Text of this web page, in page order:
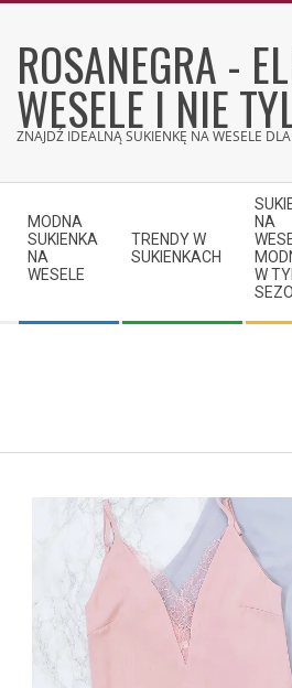
contentROSANEGRA -
WESELE I NIE
ZNAJDŹ IDEALNĄ SUKIENKĘ NA WESELE
Navigation
Menu
MODNA
SUKIENKA
NA
WESELE
TRENDY W
SUKIENKACH
NA
W